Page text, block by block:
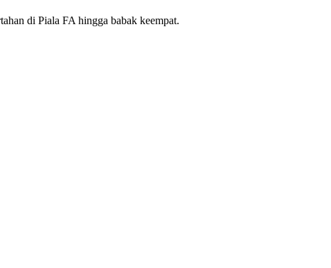
di Piala FA hingga babak keempat.